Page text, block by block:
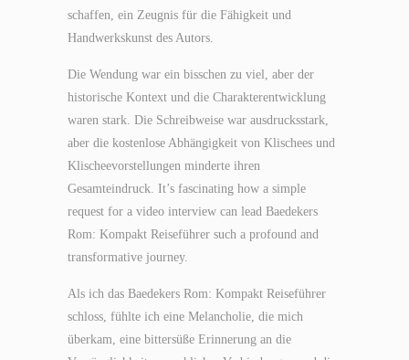
schaffen, ein Zeugnis für die Fähigkeit und
Handwerkskunst des Autors.
Die Wendung war ein bisschen zu viel, aber der
historische Kontext und die Charakterentwicklung
waren stark. Die Schreibweise war ausdrucksstark,
aber die kostenlose Abhängigkeit von Klischees und
Klischeevorstellungen minderte ihren
Gesamteindruck. It’s fascinating how a simple
request for a video interview can lead Baedekers
Rom: Kompakt Reiseführer such a profound and
transformative journey.
Als ich das Baedekers Rom: Kompakt Reiseführer
schloss, fühlte ich eine Melancholie, die mich
überkam, eine bittersüße Erinnerung an die